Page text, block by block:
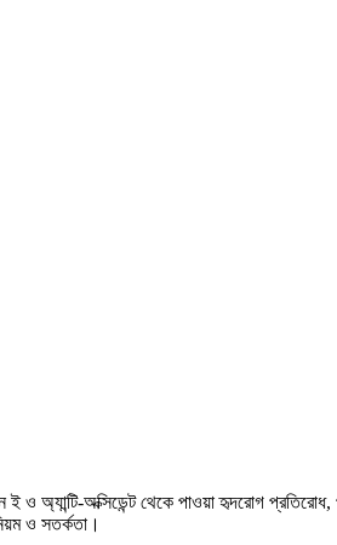
অ্যান্টি-অক্সিডেন্ট থেকে পাওয়া হৃদরোগ
ও সতর্কতা।